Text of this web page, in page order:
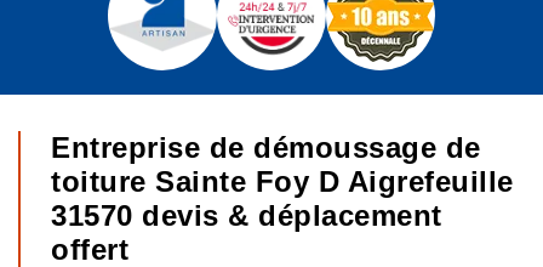
Entreprise de démoussage de
toiture Sainte Foy D Aigrefeuille
31570 devis & déplacement
offert